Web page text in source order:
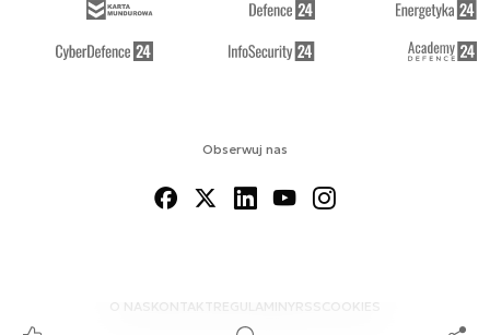
Obserwuj nas
O NAS KONTAKTREGULAMINYRSS COOKIES